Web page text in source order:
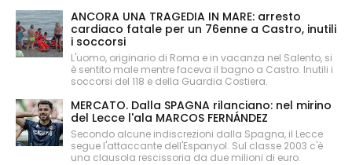
ANCORA UNA TRAGEDIA IN MARE: arresto
cardiaco fatale per un 76enne a Castro, inutili
i soccorsi
L'uomo, originario di Roma e in vacanza nel Salento, si
è sentito male mentre faceva il bagno a Castro. Inutili i
soccorsi del 118 e della Guardia Costiera.
MERCATO. Dalla SPAGNA rilanciano: nel mirino
del Lecce l'ala MARCOS FERNÁNDEZ
Secondo alcune indiscrezioni dalla Spagna, il Lecce
segue l'attaccante dell'Espanyol. Sul classe 2003 c'è
una clausola rescissoria da due milioni di euro.